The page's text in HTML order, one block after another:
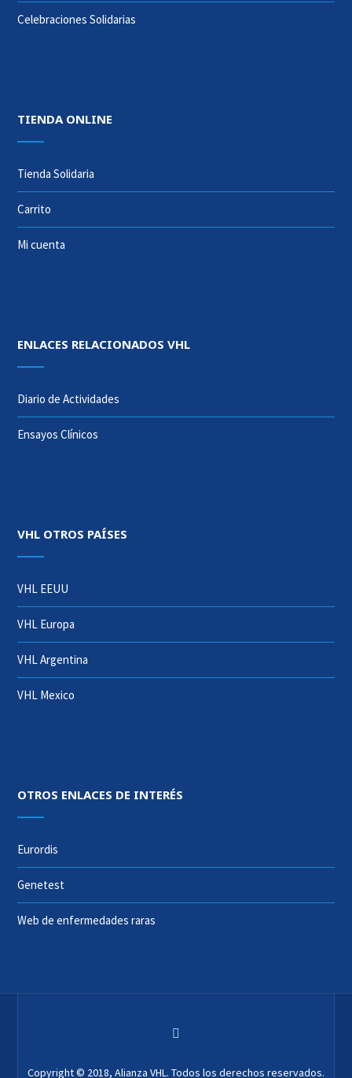
Celebraciones Solidarias
TIENDA ONLINE
Tienda Solidaria
Carrito
Mi cuenta
ENLACES RELACIONADOS VHL
Diario de Actividades
Ensayos Clínicos
VHL OTROS PAÍSES
VHL EEUU
VHL Europa
VHL Argentina
VHL Mexico
OTROS ENLACES DE INTERÉS
Eurordis
Genetest
Web de enfermedades raras
Copyright © 2018, Alianza VHL. Todos los derechos reservados.